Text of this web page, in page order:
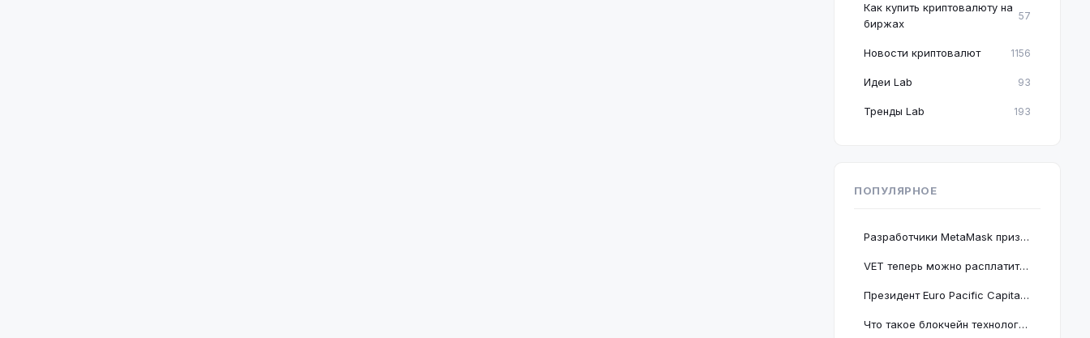
Как купить криптовалюту на
биржах
57
Новости криптовалют 1156
Идеи Lab 93
Тренды Lab 193
ПОПУЛЯРНОЕ
Разработчики MetaMask призвали пользователей срочно обновить браузер Google Chrome
VET теперь можно расплатиться в 2 миллионах магазинов, проект подключается к BNB Chain
Президент Euro Pacific Capital заявил, что крах криптовалютного рынка полезен для экономики
Что такое блокчейн технология: принцип работы и краткое руководство